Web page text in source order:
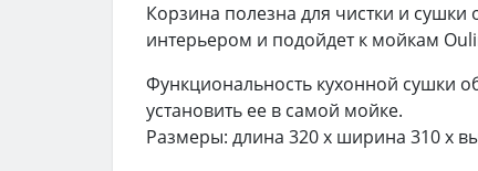
Корзина полезна для чистки и
интерьером и подойдет к мойкам
Функциональность кухонной сушки
установить ее в самой мойке.
Размеры: длина 320 х ширина 310 х